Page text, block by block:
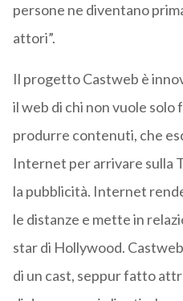
persone ne diventano
attori”.
Il progetto Castweb è
il web di chi non vuole solo
produrre contenuti, che
Internet per arrivare sulla
la pubblicità. Internet
le distanze e mette in
star di Hollywood.
di un cast, seppur fatto